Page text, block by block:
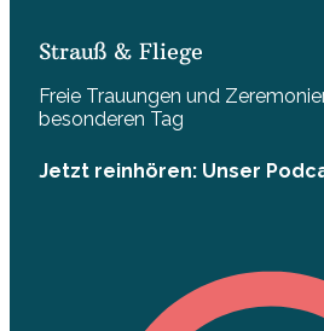
Strauß & Fliege
Freie Trauungen und
besonderen Tag
Jetzt reinhören: Unser